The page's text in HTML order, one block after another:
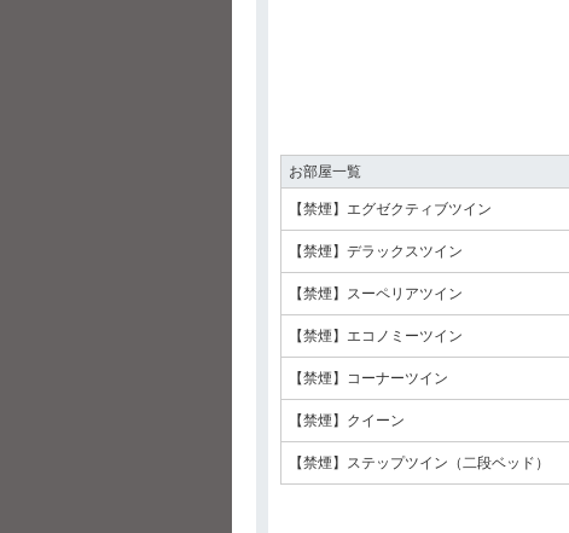
お部屋一覧
【禁煙】エグゼクティブツイン
【禁煙】デラックスツイン
【禁煙】スーペリアツイン
【禁煙】エコノミーツイン
【禁煙】コーナーツイン
【禁煙】クイーン
【禁煙】ステップツイン（二段ベッド）